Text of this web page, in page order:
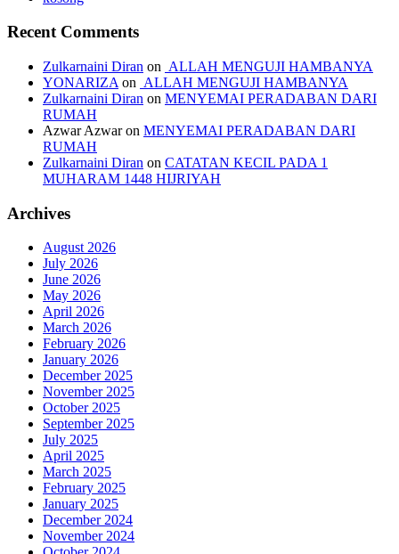
Recent Comments
Zulkarnaini Diran on ALLAH MENGUJI HAMBANYA
YONARIZA on ALLAH MENGUJI HAMBANYA
Zulkarnaini Diran on MENYEMAI PERADABAN DARI
RUMAH
Azwar Azwaron MENYEMAI PERADABAN DARI
RUMAH
Zulkarnaini Diran on CATATAN KECIL PADA 1
MUHARAM 1448 HIJRIYAH
Archives
August 2026
July 2026
June 2026
May 2026
April 2026
March 2026
February 2026
January 2026
December 2025
November 2025
October 2025
September 2025
July 2025
April 2025
March 2025
February 2025
January 2025
December 2024
November 2024